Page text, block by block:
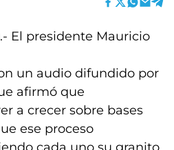
El presidente Mauricio
un audio difundido por
afirmó que
a crecer sobre bases
ese proceso